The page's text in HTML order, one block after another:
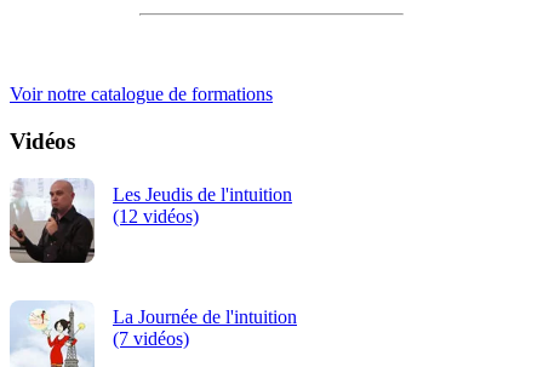
Voir notre catalogue de formations
Vidéos
Les Jeudis de l'intuition
(12 vidéos)
La Journée de l'intuition
(7 vidéos)